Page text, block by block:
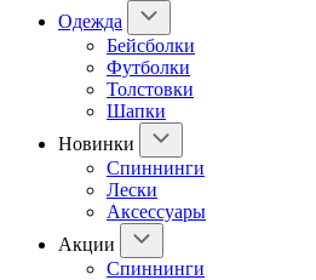
Одежда
Бейсболки
Футболки
Толстовки
Шапки
Новинки
Спиннинги
Лески
Аксессуары
Акции
Спиннинги